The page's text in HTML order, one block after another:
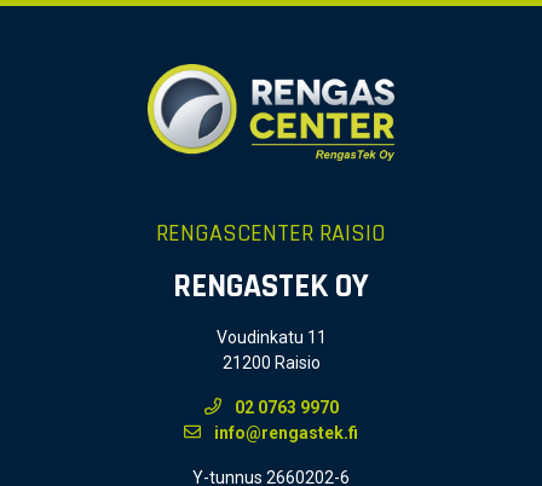
RENGASCENTER RAISIO
RENGASTEK OY
Voudinkatu 11
21200 Raisio
02 0763 9970
info@rengastek.fi
Y-tunnus 2660202-6